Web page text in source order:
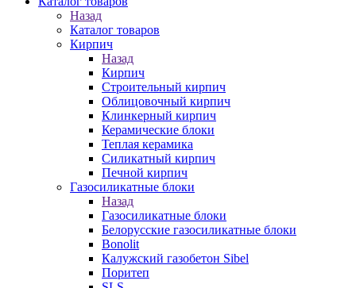
Назад
Каталог товаров
Кирпич
Назад
Кирпич
Строительный кирпич
Облицовочный кирпич
Клинкерный кирпич
Керамические блоки
Теплая керамика
Силикатный кирпич
Печной кирпич
Газосиликатные блоки
Назад
Газосиликатные блоки
Белорусские газосиликатные блоки
Bonolit
Калужский газобетон Sibel
Поритеп